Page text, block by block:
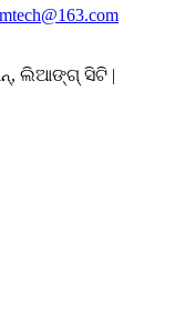
ଲିଆଙ୍ଗ୍ ସିଟି |